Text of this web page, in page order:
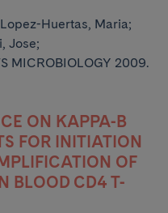
Huertas, Maria;
Jose;
MICROBIOLOGY 2009.
ON KAPPA-B
FOR INITIATION
OF
BLOOD CD4 T-